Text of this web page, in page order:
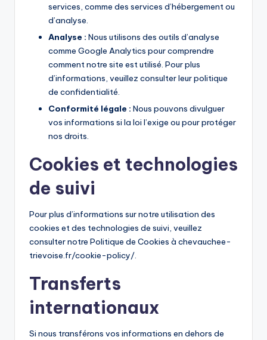
services, comme des services d’hébergement ou
d’analyse.
Analyse : Nous utilisons des outils d’analyse
comme Google Analytics pour comprendre
comment notre site est utilisé. Pour plus
d’informations, veuillez consulter leur politique
de confidentialité.
Conformité légale : Nous pouvons divulguer
vos informations si la loi l’exige ou pour protéger
nos droits.
Cookies et technologies
de suivi
Pour plus d’informations sur notre utilisation des
cookies et des technologies de suivi, veuillez
consulter notre Politique de Cookies à chevauchee-
trievoise.fr/cookie-policy/.
Transferts
internationaux
Si nous transférons vos informations en dehors de